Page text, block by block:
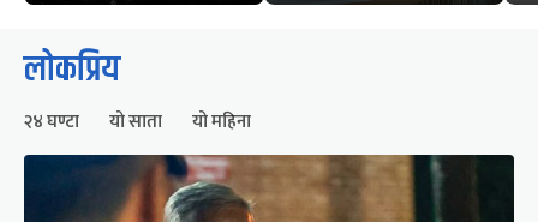
लोकप्रिय
२४ घण्टा यो साता यो महिना